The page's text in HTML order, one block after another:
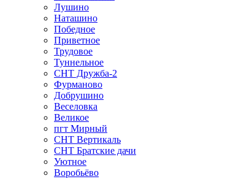
Лушино
Наташино
Победное
Приветное
Трудовое
Туннельное
СНТ Дружба-2
Фурманово
Добрушино
Веселовка
Великое
пгт Мирный
СНТ Вертикаль
СНТ Братские дачи
Уютное
Воробьёво